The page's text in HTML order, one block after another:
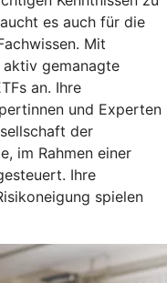
es auch für die
Mit
aktiv gemanagte
an. Ihre
und Experten
der
im Rahmen einer
Ihre
spielen